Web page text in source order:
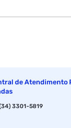
de Atendimento
3301-5819